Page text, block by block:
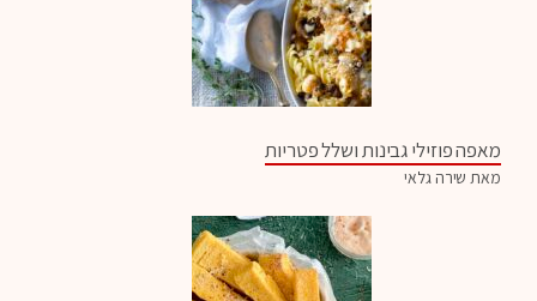
מאפה פוזילי גבינות ושלל פטריות
מאת שירה גלאי